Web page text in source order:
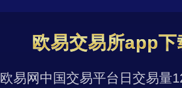
欧易交易所app下
欧易网中国交易平台日交易量